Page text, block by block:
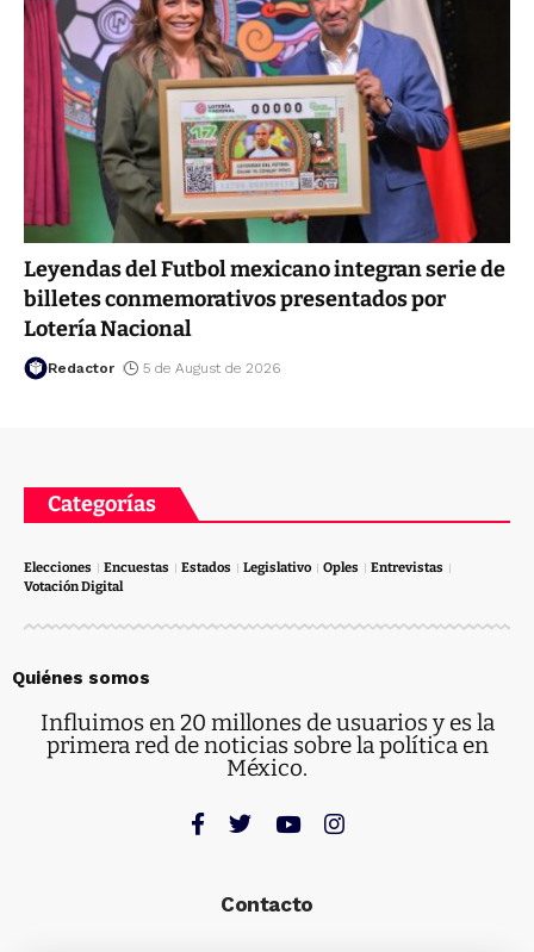
Leyendas del Futbol mexicano integran serie de
billetes conmemorativos presentados por
Lotería Nacional
Redactor 5 de August de 2026
Categorías
Elecciones Encuestas Estados Legislativo Oples
Entrevistas
Votación Digital
Quiénes somos
Influimos en 20 millones de usuarios y es la
primera red de noticias sobre la política en
México.
Contacto